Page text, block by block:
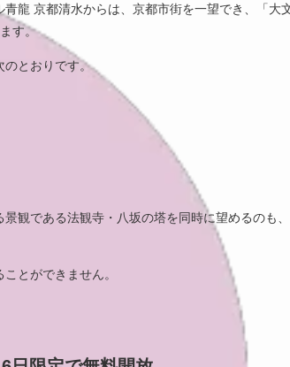
龍 京都清水からは、京都市街を一望でき、「大
す。
のとおりです。
観である法観寺・八坂の塔を同時に望めるのも
とができません。